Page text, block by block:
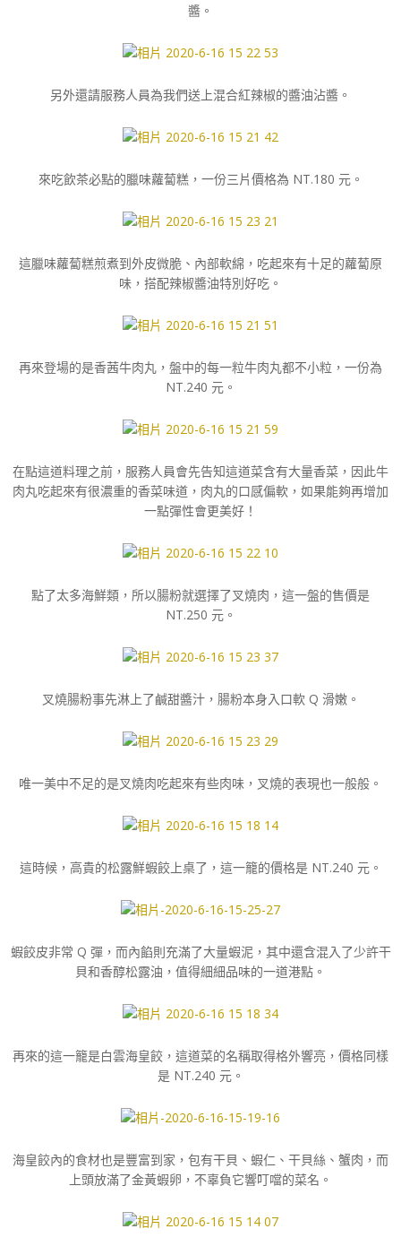
醬。
另外還請服務人員為我們送上混合紅辣椒的醬油沾醬。
來吃飲茶必點的臘味蘿蔔糕，一份三片價格為 NT.180 元。
這臘味蘿蔔糕煎煮到外皮微脆、內部軟綿，吃起來有十足的蘿蔔原
味，搭配辣椒醬油特別好吃。
再來登場的是香茜牛肉丸，盤中的每一粒牛肉丸都不小粒，一份為
NT.240 元。
在點這道料理之前，服務人員會先告知這道菜含有大量香菜，因此牛
肉丸吃起來有很濃重的香菜味道，肉丸的口感偏軟，如果能夠再增加
一點彈性會更美好！
點了太多海鮮類，所以腸粉就選擇了叉燒肉，這一盤的售價是
NT.250 元。
叉燒腸粉事先淋上了鹹甜醬汁，腸粉本身入口軟 Q 滑嫩。
唯一美中不足的是叉燒肉吃起來有些肉味，叉燒的表現也一般般。
這時候，高貴的松露鮮蝦餃上桌了，這一籠的價格是 NT.240 元。
蝦餃皮非常 Q 彈，而內餡則充滿了大量蝦泥，其中還含混入了少許干
貝和香醇松露油，值得細細品味的一道港點。
再來的這一籠是白雲海皇餃，這道菜的名稱取得格外響亮，價格同樣
是 NT.240 元。
海皇餃內的食材也是豐富到家，包有干貝、蝦仁、干貝絲、蟹肉，而
上頭放滿了金黃蝦卵，不辜負它響叮噹的菜名。